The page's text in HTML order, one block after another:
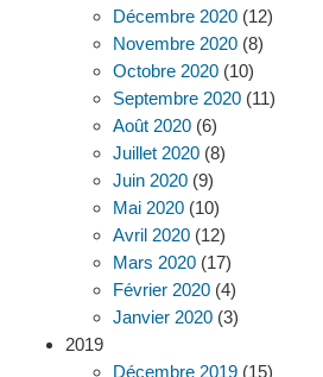
Décembre 2020 (12)
Novembre 2020 (8)
Octobre 2020 (10)
Septembre 2020 (11)
Août 2020 (6)
Juillet 2020 (8)
Juin 2020 (9)
Mai 2020 (10)
Avril 2020 (12)
Mars 2020 (17)
Février 2020 (4)
Janvier 2020 (3)
2019
Décembre 2019 (15)